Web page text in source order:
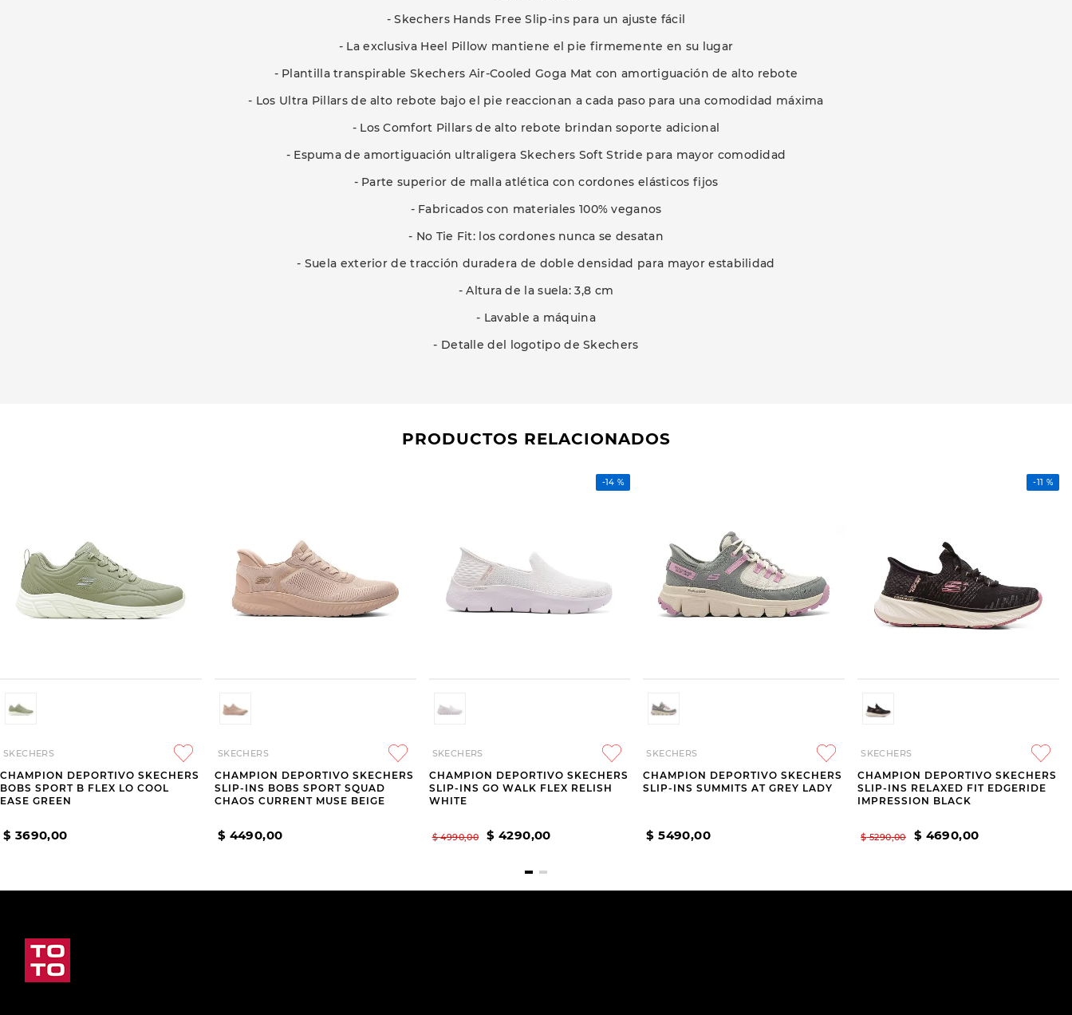
- Skechers Hands Free Slip-ins para un ajuste fácil
- La exclusiva Heel Pillow mantiene el pie firmemente en su lugar
- Plantilla transpirable Skechers Air-Cooled Goga Mat con amortiguación de alto rebote
- Los Ultra Pillars de alto rebote bajo el pie reaccionan a cada paso para una comodidad máxima
- Los Comfort Pillars de alto rebote brindan soporte adicional
- Espuma de amortiguación ultraligera Skechers Soft Stride para mayor comodidad
- Parte superior de malla atlética con cordones elásticos fijos
- Fabricados con materiales 100% veganos
- No Tie Fit: los cordones nunca se desatan
- Suela exterior de tracción duradera de doble densidad para mayor estabilidad
- Altura de la suela: 3,8 cm
- Lavable a máquina
- Detalle del logotipo de Skechers
PRODUCTOS RELACIONADOS
SKECHERS
CHAMPION DEPORTIVO SKECHERS
BOBS SPORT B FLEX LO COOL
EASE GREEN
$ 3690,00
SKECHERS
CHAMPION DEPORTIVO SKECHERS
SLIP-INS BOBS SPORT SQUAD
CHAOS CURRENT MUSE BEIGE
$ 4490,00
-14 %
SKECHERS
CHAMPION DEPORTIVO SKECHERS
SLIP-INS GO WALK FLEX RELISH
WHITE
$ 4990,00 $ 4290,00
SKECHERS
CHAMPION DEPORTIVO SKECHERS
SLIP-INS SUMMITS AT GREY LADY
$ 5490,00
-11 %
SKECHERS
CHAMPION DEPORTIVO SKECHERS
SLIP-INS RELAXED FIT EDGERIDE
IMPRESSION BLACK
$ 5290,00 $ 4690,00